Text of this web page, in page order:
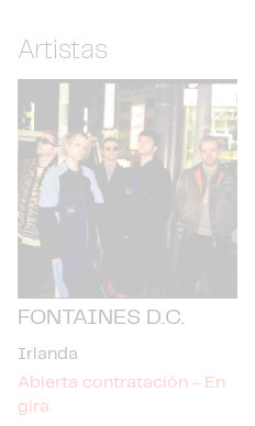
Artistas
FONTAINES D.C.
Irlanda
Abierta contratación - En
gira